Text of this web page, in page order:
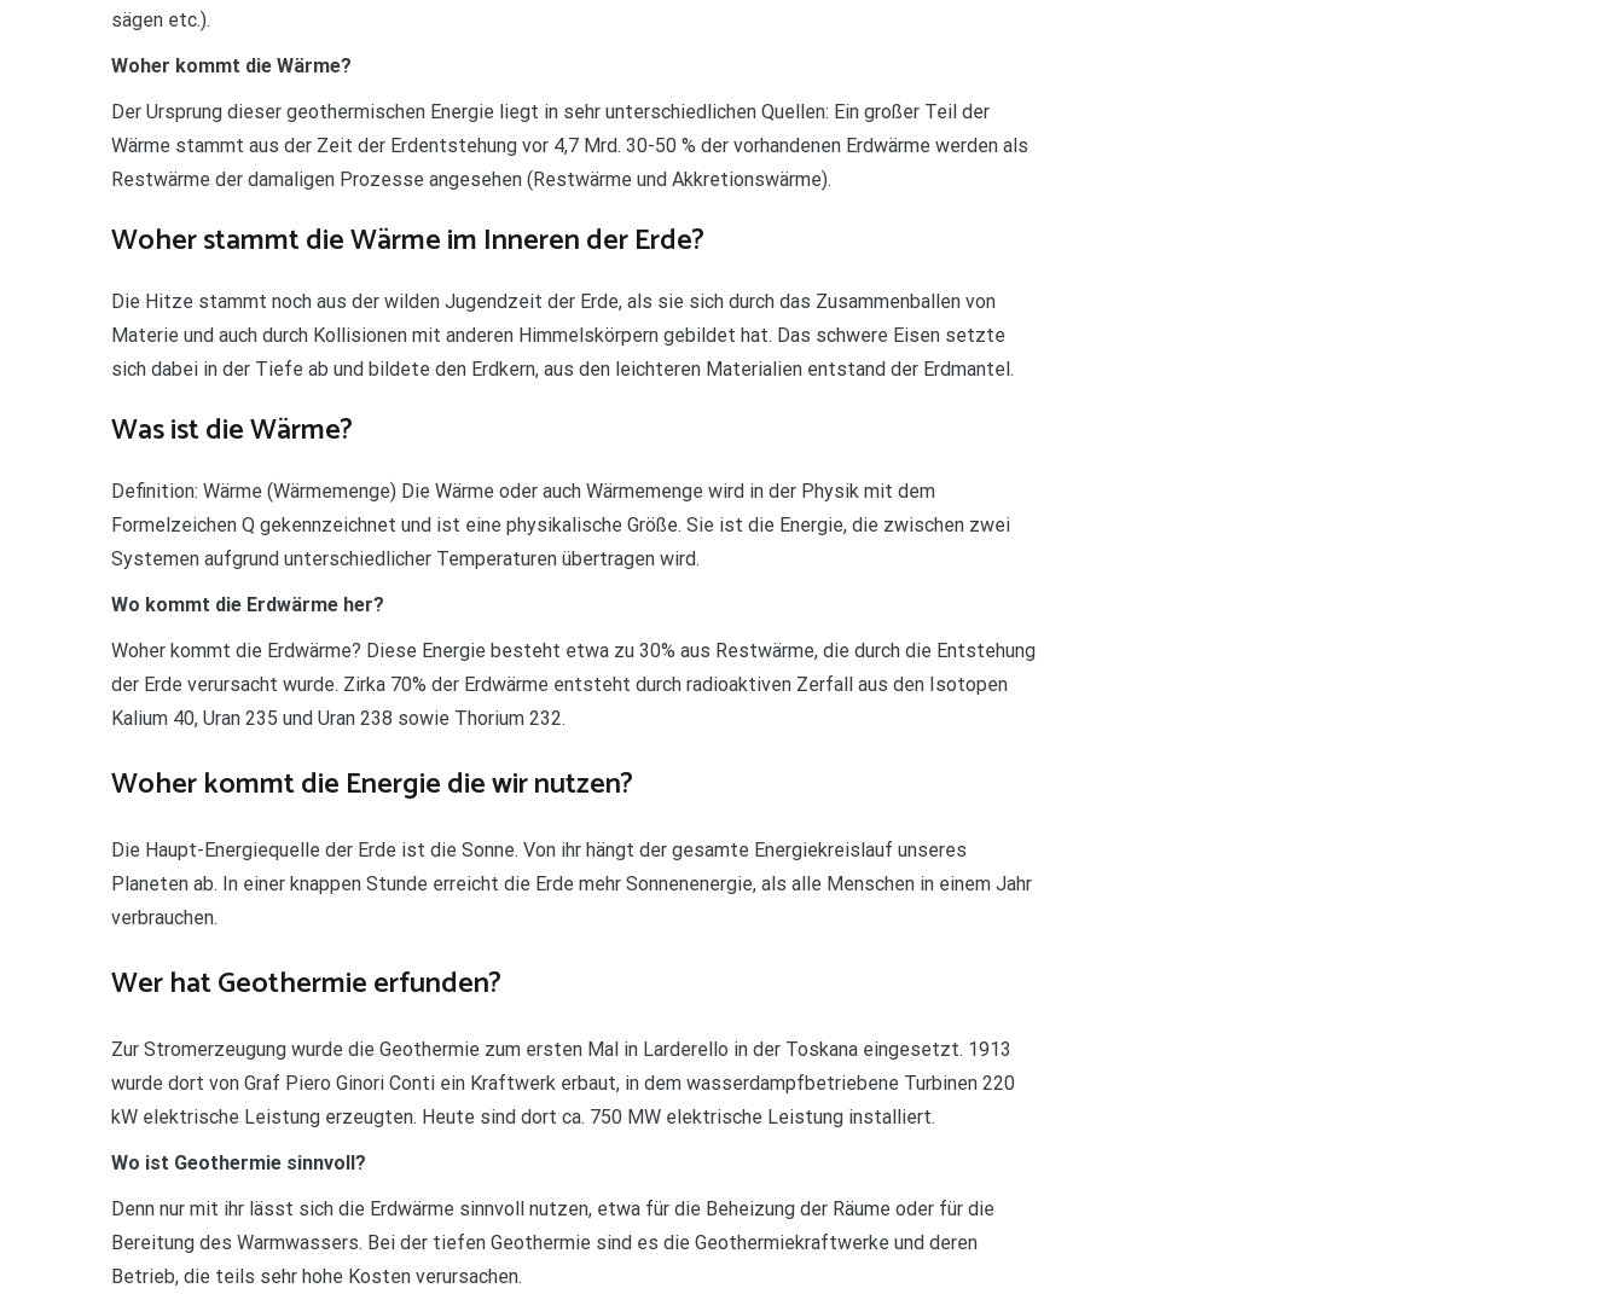
sägen etc.).
Woher kommt die Wärme?
Der Ursprung dieser geothermischen Energie liegt in sehr unterschiedlichen Quellen: Ein großer Teil der
Wärme stammt aus der Zeit der Erdentstehung vor 4,7 Mrd. 30-50 % der vorhandenen Erdwärme werden als
Restwärme der damaligen Prozesse angesehen (Restwärme und Akkretionswärme).
Woher stammt die Wärme im Inneren der Erde?
Die Hitze stammt noch aus der wilden Jugendzeit der Erde, als sie sich durch das Zusammenballen von
Materie und auch durch Kollisionen mit anderen Himmelskörpern gebildet hat. Das schwere Eisen setzte
sich dabei in der Tiefe ab und bildete den Erdkern, aus den leichteren Materialien entstand der Erdmantel.
Was ist die Wärme?
Definition: Wärme (Wärmemenge) Die Wärme oder auch Wärmemenge wird in der Physik mit dem
Formelzeichen Q gekennzeichnet und ist eine physikalische Größe. Sie ist die Energie, die zwischen zwei
Systemen aufgrund unterschiedlicher Temperaturen übertragen wird.
Wo kommt die Erdwärme her?
Woher kommt die Erdwärme? Diese Energie besteht etwa zu 30% aus Restwärme, die durch die Entstehung
der Erde verursacht wurde. Zirka 70% der Erdwärme entsteht durch radioaktiven Zerfall aus den Isotopen
Kalium 40, Uran 235 und Uran 238 sowie Thorium 232.
Woher kommt die Energie die wir nutzen?
Die Haupt-Energiequelle der Erde ist die Sonne. Von ihr hängt der gesamte Energiekreislauf unseres
Planeten ab. In einer knappen Stunde erreicht die Erde mehr Sonnenenergie, als alle Menschen in einem Jahr
verbrauchen.
Wer hat Geothermie erfunden?
Zur Stromerzeugung wurde die Geothermie zum ersten Mal in Larderello in der Toskana eingesetzt. 1913
wurde dort von Graf Piero Ginori Conti ein Kraftwerk erbaut, in dem wasserdampfbetriebene Turbinen 220
kW elektrische Leistung erzeugten. Heute sind dort ca. 750 MW elektrische Leistung installiert.
Wo ist Geothermie sinnvoll?
Denn nur mit ihr lässt sich die Erdwärme sinnvoll nutzen, etwa für die Beheizung der Räume oder für die
Bereitung des Warmwassers. Bei der tiefen Geothermie sind es die Geothermiekraftwerke und deren
Betrieb, die teils sehr hohe Kosten verursachen.